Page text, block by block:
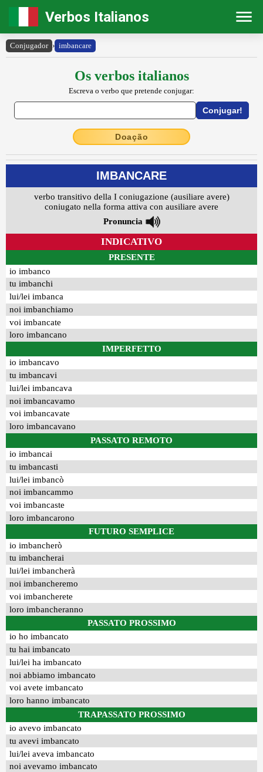
Verbos Italianos
Conjugador › imbancare
Os verbos italianos
Escreva o verbo que pretende conjugar:
Doação
IMBANCARE
verbo transitivo della I coniugazione (ausiliare avere)
coniugato nella forma attiva con ausiliare avere
Pronuncia
INDICATIVO
PRESENTE
io imbanco
tu imbanchi
lui/lei imbanca
noi imbanchiamo
voi imbancate
loro imbancano
IMPERFETTO
io imbancavo
tu imbancavi
lui/lei imbancava
noi imbancavamo
voi imbancavate
loro imbancavano
PASSATO REMOTO
io imbancai
tu imbancasti
lui/lei imbancò
noi imbancammo
voi imbancaste
loro imbancarono
FUTURO SEMPLICE
io imbancherò
tu imbancherai
lui/lei imbancherà
noi imbancheremo
voi imbancherete
loro imbancheranno
PASSATO PROSSIMO
io ho imbancato
tu hai imbancato
lui/lei ha imbancato
noi abbiamo imbancato
voi avete imbancato
loro hanno imbancato
TRAPASSATO PROSSIMO
io avevo imbancato
tu avevi imbancato
lui/lei aveva imbancato
noi avevamo imbancato